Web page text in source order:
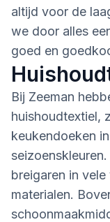
altijd voor de
we door alles
goed en
Bij Zeeman
huishoudtextiel,
keukendoeken
breigaren in
materialen.